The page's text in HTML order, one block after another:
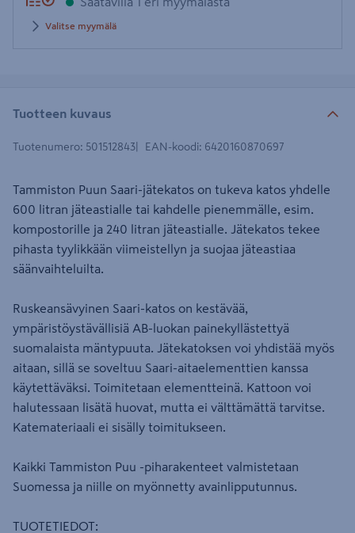
Valitse myymälä
Tuotteen kuvaus
Tuotenumero: 501512843 EAN-koodi: 6420160870697
Tammiston Puun Saari-jätekatos on tukeva katos yhdelle
600 litran jäteastialle tai kahdelle pienemmälle, esim.
kompostorille ja 240 litran jäteastialle. Jätekatos tekee
pihasta tyylikkään viimeistellyn ja suojaa jäteastiaa
säänvaihteluilta.
Ruskeansävyinen Saari-katos on kestävää,
ympäristöystävällisiä AB-luokan painekyllästettyä
suomalaista mäntypuuta. Jätekatoksen voi yhdistää myös
aitaan, sillä se soveltuu Saari-aitaelementtien kanssa
käytettäväksi. Toimitetaan elementteinä. Kattoon voi
halutessaan lisätä huovat, mutta ei välttämättä tarvitse.
Katemateriaali ei sisälly toimitukseen.
Kaikki Tammiston Puu -piharakenteet valmistetaan
Suomessa ja niille on myönnetty avainlipputunnus.
TUOTETIEDOT: